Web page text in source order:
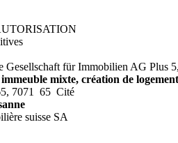
Gesellschaft für Immobilien AG Plus
immeuble mixte, création de
7071 65 Cité
suisse SA